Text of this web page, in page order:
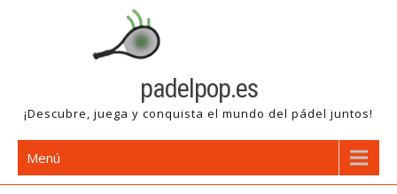
padelpop.es
¡Descubre, juega y conquista el mundo del pádel juntos!
Menú